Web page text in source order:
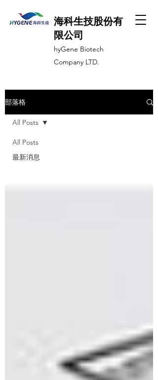
海科生技股份有
限公司
hyGene Biotech
Company LTD.
部落格
All Posts
最新消息
All Posts